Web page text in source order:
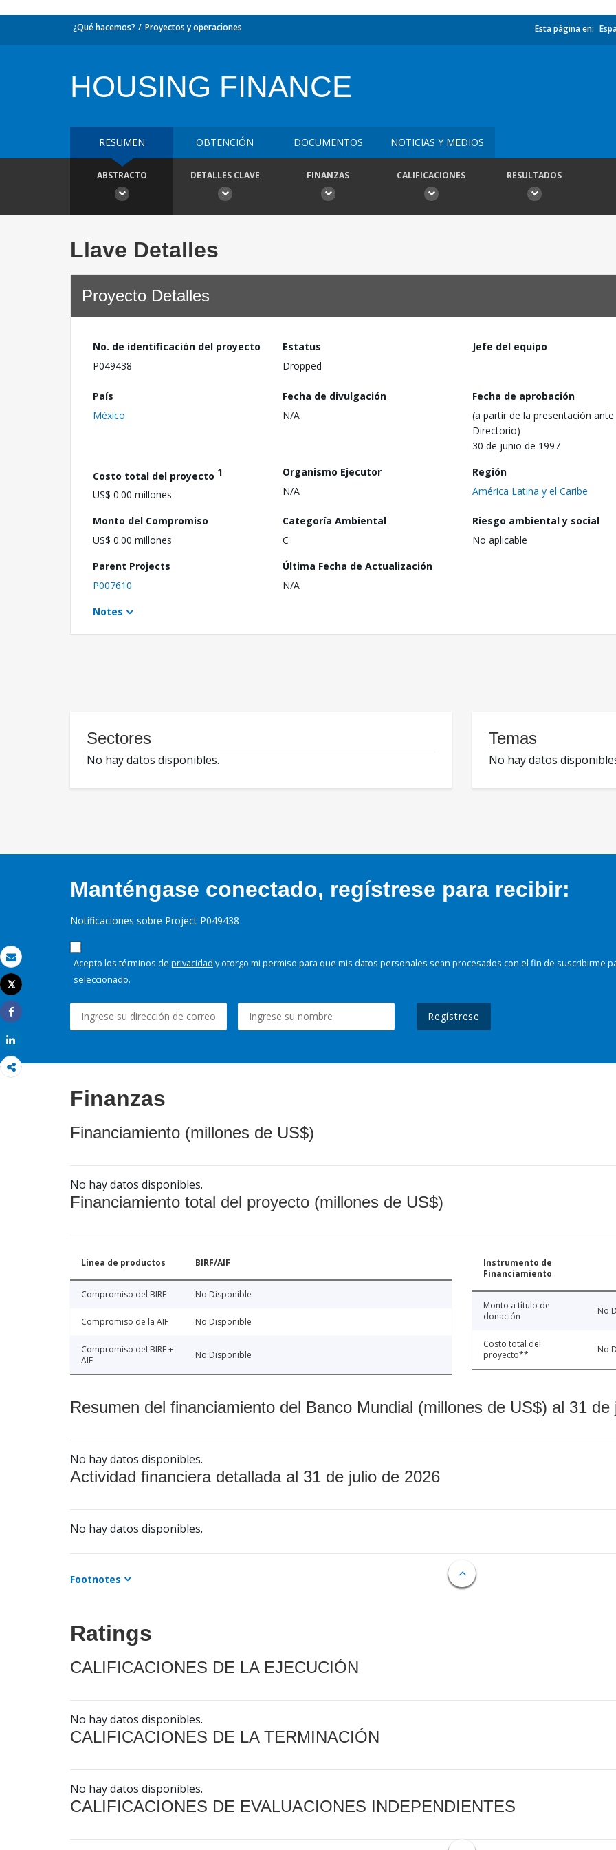
Correo electrónico
Imprimir
Tweet
Share
¿Qué hacemos? Proyectos y operaciones Esta página en:
HOUSING FINANCE
RESUMEN OBTENCIÓN DOCUMENTOS NOTICIAS Y MEDIOS
ABSTRACTO DETALLES CLAVE FINANZAS CALIFICACIONES RESULTADOS
Llave Detalles
Proyecto Detalles
No. de identificación del proyecto
P049438
Estatus
Dropped
Jefe del equipo
País
México
Fecha de divulgación
N/A
Fecha de aprobación
(a partir de la presentación ante
Directorio)
30 de junio de 1997
Costo total del proyecto 1
US$ 0.00 millones
Organismo Ejecutor
N/A
Región
América Latina y el Caribe
Monto del Compromiso
US$ 0.00 millones
Categoría Ambiental
C
Riesgo ambiental y social
No aplicable
Parent Projects
P007610
Última Fecha de Actualización
N/A
Notes
Sectores
No hay datos disponibles.
Temas
No hay datos
Manténgase conectado, regístrese para recibir:
Notificaciones sobre Project P049438
Acepto los términos de privacidad y otorgo mi permiso para que mis datos personales sean procesados con el fin de suscribirme
seleccionado.
Regístrese
Finanzas
Financiamiento (millones de US$)
No hay datos disponibles.
Financiamiento total del proyecto (millones de US$)
Línea de productos BIRF/AIF
Compromiso del BIRF No Disponible
Compromiso de la AIF No Disponible
Compromiso del BIRF +
AIF
No Disponible
Instrumento de
Financiamiento
Monto a título de
donación
No
Costo total del
proyecto**
No
Resumen del financiamiento del Banco Mundial (millones de US$) al 31 de
No hay datos disponibles.
Actividad financiera detallada al 31 de julio de 2026
No hay datos disponibles.
Footnotes
Ratings
CALIFICACIONES DE LA EJECUCIÓN
No hay datos disponibles.
CALIFICACIONES DE LA TERMINACIÓN
No hay datos disponibles.
CALIFICACIONES DE EVALUACIONES INDEPENDIENTES